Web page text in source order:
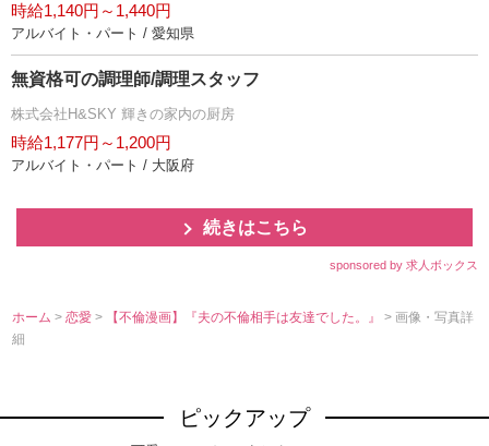
時給1,140円～1,440円
アルバイト・パート / 愛知県
無資格可の調理師/調理スタッフ
株式会社H&SKY 輝きの家内の厨房
時給1,177円～1,200円
アルバイト・パート / 大阪府
続きはこちら
sponsored by 求人ボックス
ホーム >恋愛> 【不倫漫画】『夫の不倫相手は友達でした。』> 画像・写真詳
細
ピックアップ